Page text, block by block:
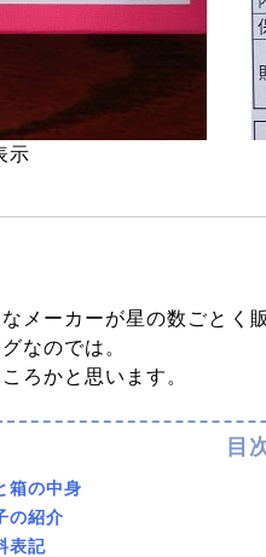
示
メーカーが星の数ごとく
なのでは。
ろかと思います。
箱の中身
の紹介
表記